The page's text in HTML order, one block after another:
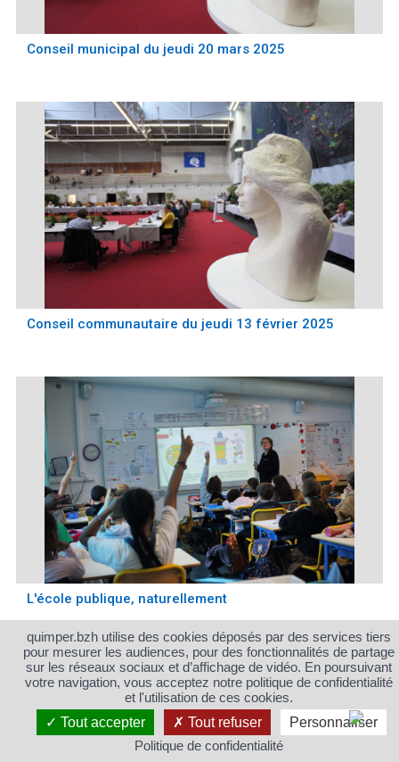
Conseil municipal du jeudi 20 mars 2025
Conseil communautaire du jeudi 13 février 2025
L'école publique, naturellement
quimper.bzh utilise des cookies déposés par des services tiers
pour mesurer les audiences, pour des fonctionnalités de partage
sur les réseaux sociaux et d’affichage de vidéo. En poursuivant
votre navigation, vous acceptez notre politique de confidentialité
et l'utilisation de ces cookies.
Tout accepter
Tout refuser
Personnaliser
Politique de confidentialité